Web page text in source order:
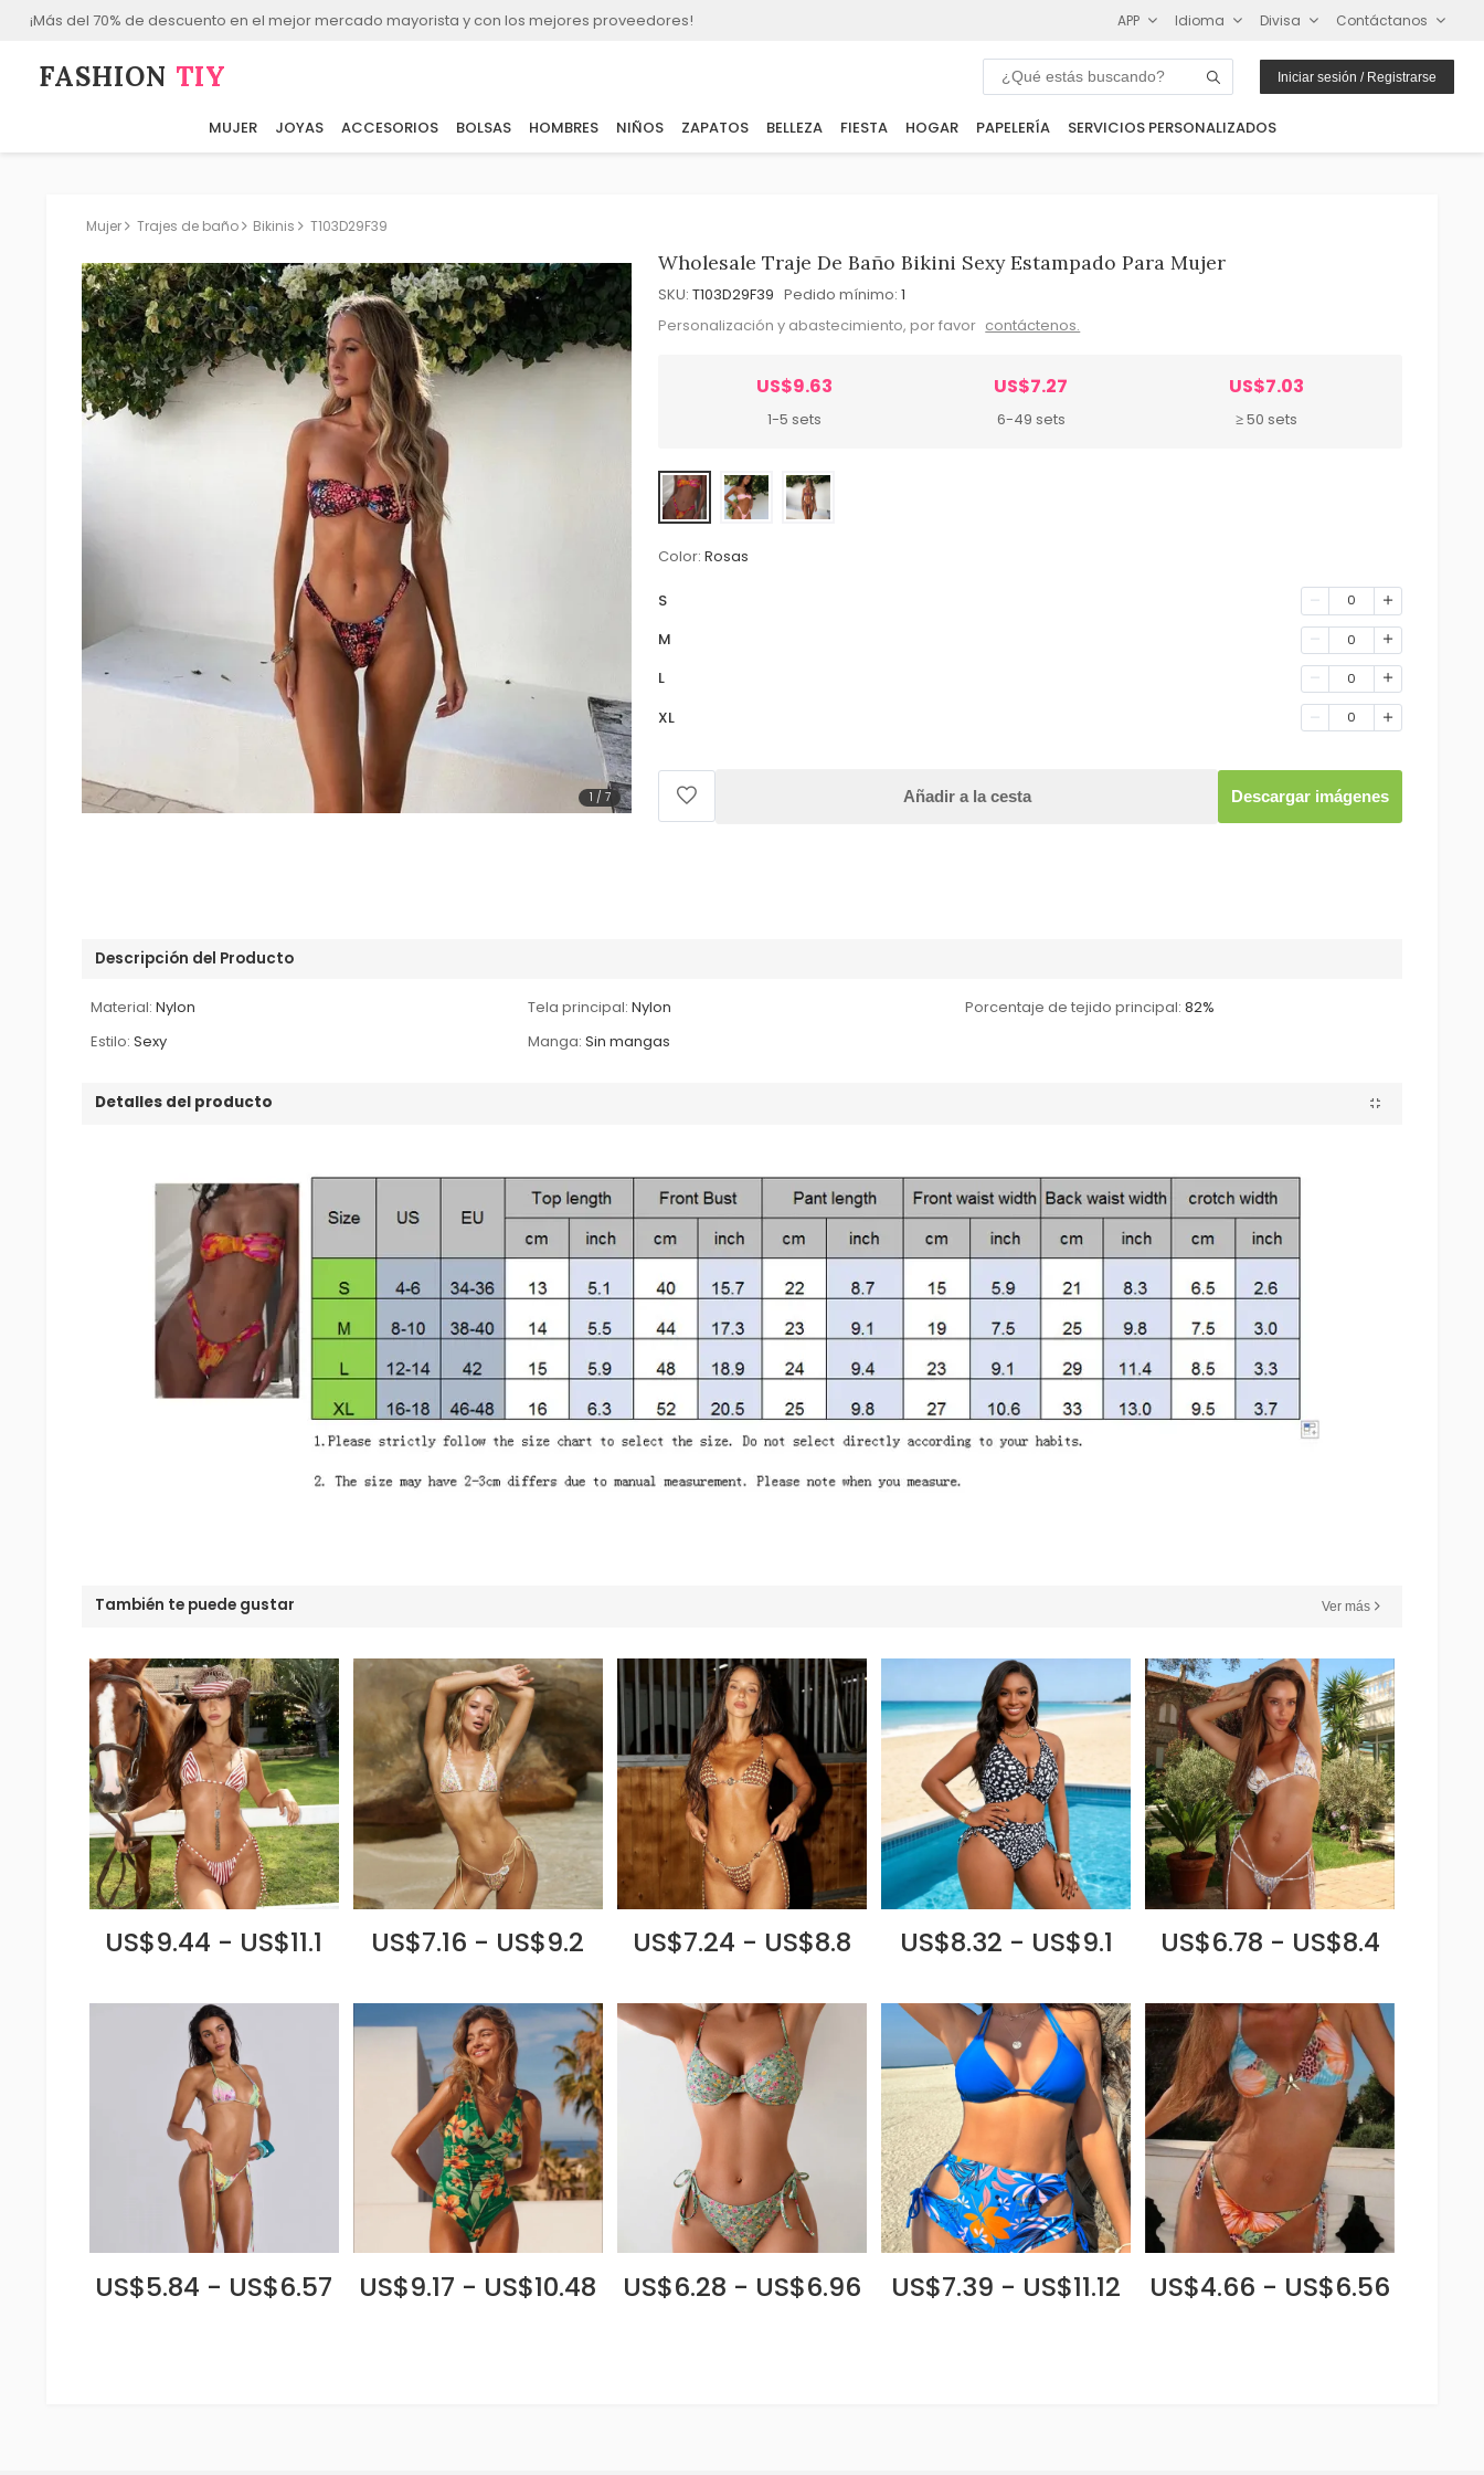
¡Más del 70% de descuento en el mejor mercado mayorista y con los mejores proveedores! APP Idioma Divisa Contáctanos
FASHION⁠ TIY Iniciar sesión / Registrarse
MUJER JOYAS ACCESORIOS BOLSAS HOMBRES NIÑOS ZAPATOS BELLEZA FIESTA HOGAR PAPELERÍA SERVICIOS PERSONALIZADOS
Mujer Trajes de baño Bikinis T103D29F39
1 / 7
Wholesale Traje De Baño Bikini Sexy Estampado Para Mujer
SKU: T103D29F39 Pedido mínimo: 1
Personalización y abastecimiento, por favor contáctenos.
US$9.63
1-5 sets
US$7.27
6-49 sets
US$7.03
≥ 50 sets
Color: Rosas
S 0
M 0
L 0
XL 0
Añadir a la cesta Descargar imágenes
Descripción del Producto
Material: Nylon Tela principal: Nylon Porcentaje de tejido principal: 82%
Estilo: Sexy Manga: Sin mangas
Detalles del producto
También te puede gustar Ver más
US$9.44 - US$11.1 US$7.16 - US$9.2 US$7.24 - US$8.8 US$8.32 - US$9.1 US$6.78 - US$8.4
US$5.84 - US$6.57 US$9.17 - US$10.48 US$6.28 - US$6.96 US$7.39 - US$11.12 US$4.66 - US$6.56